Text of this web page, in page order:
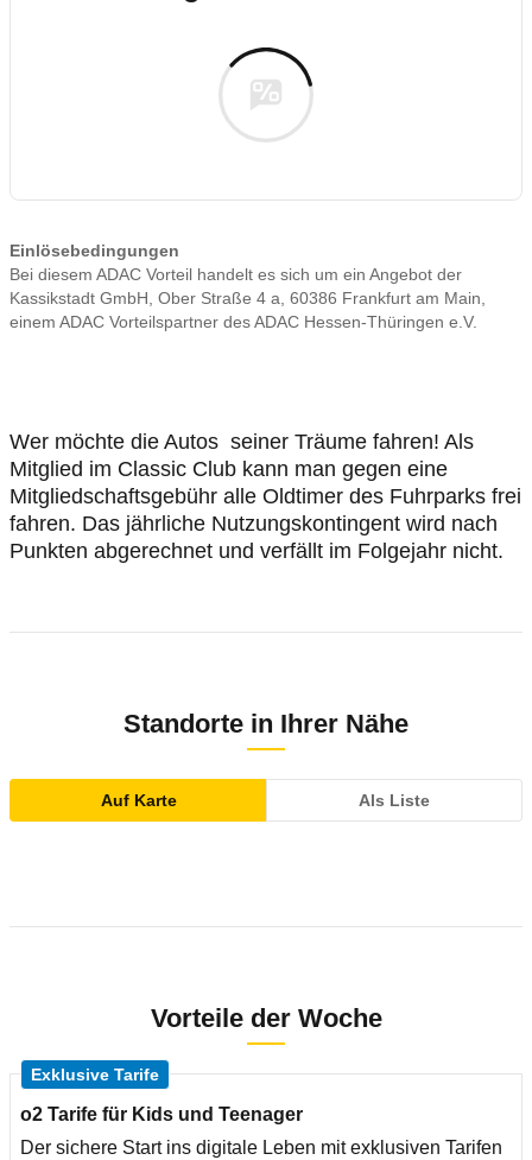
Einlösebedingungen
Bei diesem ADAC Vorteil handelt es sich um ein Angebot der
Kassikstadt GmbH, Ober Straße 4 a, 60386 Frankfurt am Main,
einem ADAC Vorteilspartner des ADAC Hessen-Thüringen e.V.
Wer möchte die Autos seiner Träume fahren! Als
Mitglied im Classic Club kann man gegen eine
Mitgliedschaftsgebühr alle Oldtimer des Fuhrparks frei
fahren. Das jährliche Nutzungskontingent wird nach
Punkten abgerechnet und verfällt im Folgejahr nicht.
Standorte in Ihrer Nähe
Auf Karte Als Liste
Vorteile der Woche
Exklusive Tarife
o2 Tarife für Kids und Teenager
Der sichere Start ins digitale Leben mit exklusiven Tarifen